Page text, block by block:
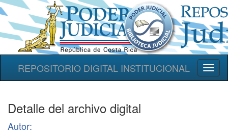
REPOSITORIO DIGITAL INSTITUCIONAL
Detalle del archivo digital
Autor: